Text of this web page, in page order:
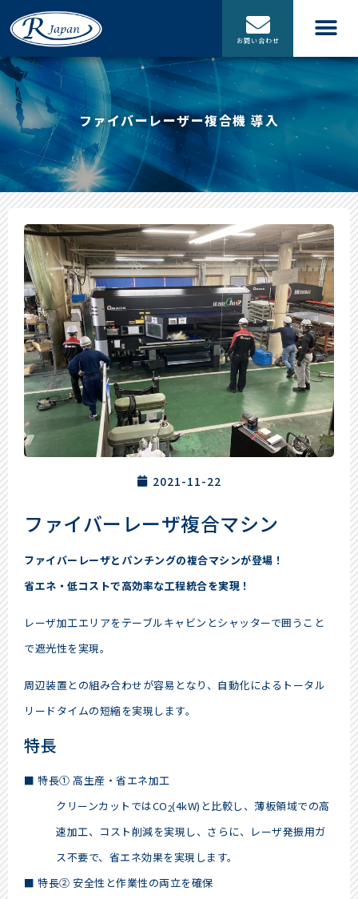
お問い合わせ
ファイバーレーザー複合機 導入
2021-11-22
ファイバーレーザ複合マシン
ファイバーレーザとパンチングの複合マシンが登場！
省エネ・低コストで高効率な工程統合を実現！
レーザ加工エリアをテーブルキャビンとシャッターで囲うこと
で遮光性を実現。
周辺装置との組み合わせが容易となり、自動化によるトータル
リードタイムの短縮を実現します。
特長
■ 特長① 高生産・省エネ加工
クリーンカットではCO2(4kW)と比較し、薄板領域での高
速加工、コスト削減を実現し、さらに、レーザ発振用ガ
ス不要で、省エネ効果を実現します。
■ 特長② 安全性と作業性の両立を確保